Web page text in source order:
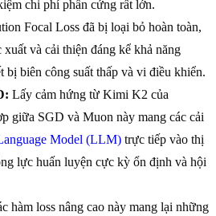
chi phí phần cứng rất lớn.
Focal Loss đã bị loại bỏ hoàn toàn,
và cải thiện đáng kể khả năng
bị biên công suất thấp và vi điều khiển.
Lấy cảm hứng từ Kimi K2 của
giữa SGD và Muon này mang các cải
Model (LLM) trực tiếp vào thị
lực huấn luyện cực kỳ ổn định và hội
hàm loss nâng cao này mang lại những